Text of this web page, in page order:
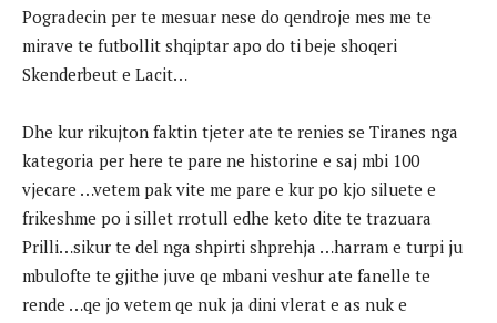
Pogradecin per te mesuar nese do qendroje mes me te
mirave te futbollit shqiptar apo do ti beje shoqeri
Skenderbeut e Lacit…
Dhe kur rikujton faktin tjeter ate te renies se Tiranes nga
kategoria per here te pare ne historine e saj mbi 100
vjecare …vetem pak vite me pare e kur po kjo siluete e
frikeshme po i sillet rrotull edhe keto dite te trazuara
Prilli…sikur te del nga shpirti shprehja …harram e turpi ju
mbulofte te gjithe juve qe mbani veshur ate fanelle te
rende …qe jo vetem qe nuk ja dini vlerat e as nuk e